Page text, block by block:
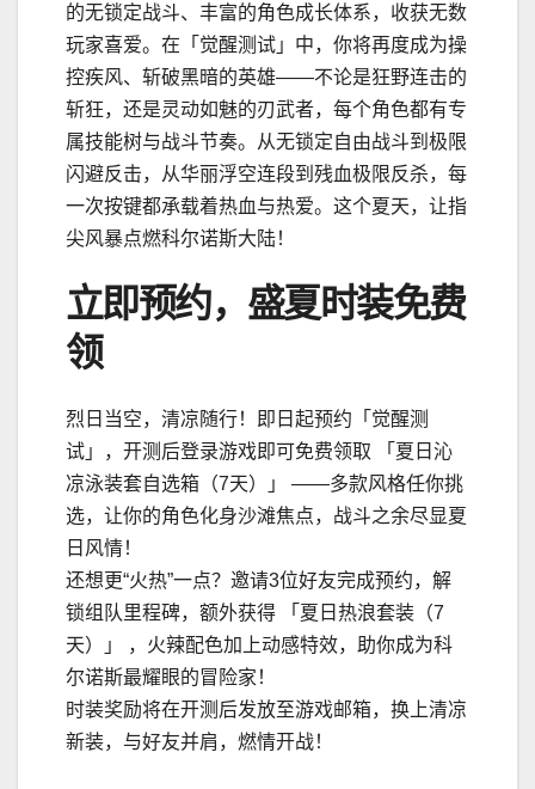
的无锁定战斗、丰富的角色成长体系，收获无数
玩家喜爱。在「觉醒测试」中，你将再度成为操
控疾风、斩破黑暗的英雄——不论是狂野连击的
斩狂，还是灵动如魅的刃武者，每个角色都有专
属技能树与战斗节奏。从无锁定自由战斗到极限
闪避反击，从华丽浮空连段到残血极限反杀，每
一次按键都承载着热血与热爱。这个夏天，让指
尖风暴点燃科尔诺斯大陆！
立即预约，盛夏时装免费
领
烈日当空，清凉随行！即日起预约「觉醒测
试」，开测后登录游戏即可免费领取 「夏日沁
凉泳装套自选箱（7天）」 ——多款风格任你挑
选，让你的角色化身沙滩焦点，战斗之余尽显夏
日风情！
还想更“火热”一点？邀请3位好友完成预约，解
锁组队里程碑，额外获得 「夏日热浪套装（7
天）」 ，火辣配色加上动感特效，助你成为科
尔诺斯最耀眼的冒险家！
时装奖励将在开测后发放至游戏邮箱，换上清凉
新装，与好友并肩，燃情开战！